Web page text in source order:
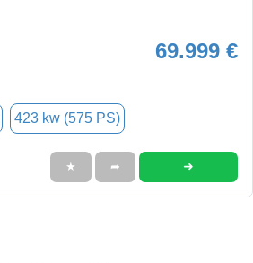
69.999 €
423 kw (575 PS)
★ ➦ ➜